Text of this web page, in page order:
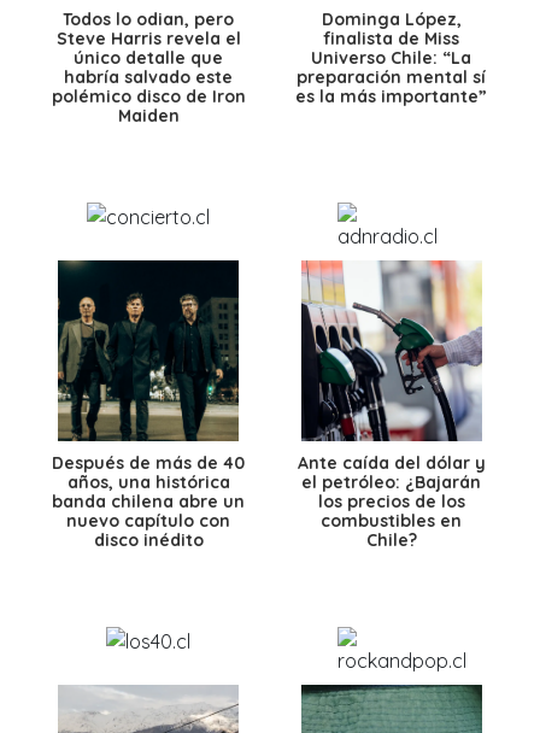
Todos lo odian, pero
Steve Harris revela el
único detalle que
habría salvado este
polémico disco de Iron
Maiden
Dominga López,
finalista de Miss
Universo Chile: “La
preparación mental sí
es la más importante”
Después de más de 40
años, una histórica
banda chilena abre un
nuevo capítulo con
disco inédito
Ante caída del dólar y
el petróleo: ¿Bajarán
los precios de los
combustibles en
Chile?